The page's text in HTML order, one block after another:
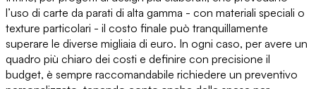
l’uso di carte da parati di alta gamma - con materiali speciali o
texture particolari - il costo finale può tranquillamente
superare le diverse migliaia di euro. In ogni caso, per avere un
quadro più chiaro dei costi e definire con precisione il
budget, è sempre raccomandabile richiedere un preventivo